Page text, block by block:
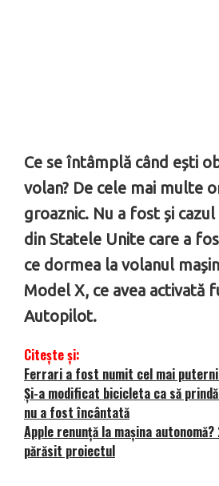
Ce se întâmplă când ești
volan? De cele mai multe
groaznic. Nu a fost și
din Statele Unite care a
ce dormea la volanul
Model X, ce avea activată
Autopilot.
Citește și:
Ferrari a fost numit cel mai
Și-a modificat bicicleta ca să
nu a fost încântată
Apple renunță la mașina
părăsit proiectul